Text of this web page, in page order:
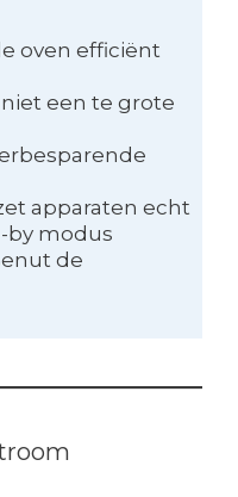
oven efficiënt
niet een te grote
apparaten echt
by modus
de